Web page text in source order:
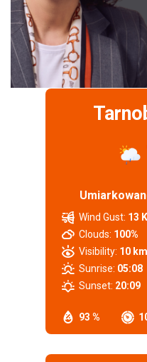
93 %
Wind Gust: 13
Clouds: 100%
Visibility: 10 km
Sunrise: 05:08
Sunset: 20:09